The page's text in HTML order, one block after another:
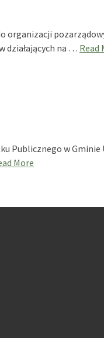
organizacji
działających na … Read
Publicznego w Gminie
More